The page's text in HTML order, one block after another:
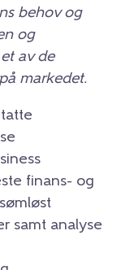
behov og
og
av de
markedet.
finans- og
samt analyse